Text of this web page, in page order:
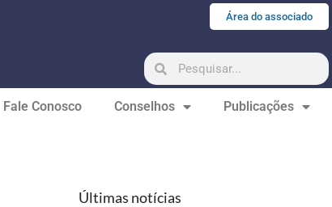
Área do associado
Fale Conosco Conselhos Publicações
Últimas notícias